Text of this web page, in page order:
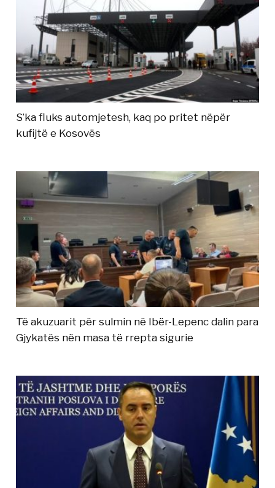
S’ka fluks automjetesh, kaq po pritet nëpër
kufijtë e Kosovës
Të akuzuarit për sulmin në Ibër-Lepenc dalin para
Gjykatës nën masa të rrepta sigurie